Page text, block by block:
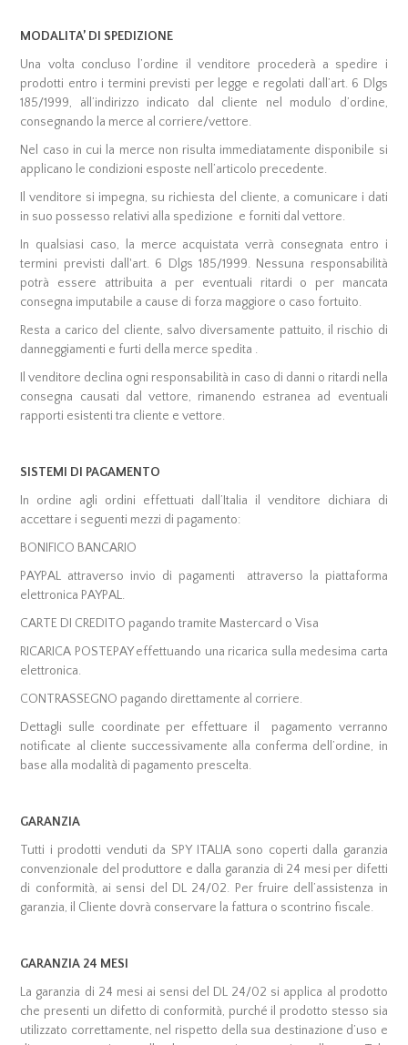
MODALITA’ DI SPEDIZIONE
Una volta concluso l’ordine il venditore procederà a spedire i
prodotti entro i termini previsti per legge e regolati dall’art. 6 Dlgs
185/1999, all’indirizzo indicato dal cliente nel modulo d’ordine,
consegnando la merce al corriere/vettore.
Nel caso in cui la merce non risulta immediatamente disponibile si
applicano le condizioni esposte nell’articolo precedente.
Il venditore si impegna, su richiesta del cliente, a comunicare i dati
in suo possesso relativi alla spedizione e forniti dal vettore.
In qualsiasi caso, la merce acquistata verrà consegnata entro i
termini previsti dall'art. 6 Dlgs 185/1999. Nessuna responsabilità
potrà essere attribuita a per eventuali ritardi o per mancata
consegna imputabile a cause di forza maggiore o caso fortuito.
Resta a carico del cliente, salvo diversamente pattuito, il rischio di
danneggiamenti e furti della merce spedita .
Il venditore declina ogni responsabilità in caso di danni o ritardi nella
consegna causati dal vettore, rimanendo estranea ad eventuali
rapporti esistenti tra cliente e vettore.
SISTEMI DI PAGAMENTO
In ordine agli ordini effettuati dall’Italia il venditore dichiara di
accettare i seguenti mezzi di pagamento:
BONIFICO BANCARIO
PAYPAL attraverso invio di pagamenti attraverso la piattaforma
elettronica PAYPAL.
CARTE DI CREDITO pagando tramite Mastercard o Visa
RICARICA POSTEPAY effettuando una ricarica sulla medesima carta
elettronica.
CONTRASSEGNO pagando direttamente al corriere.
Dettagli sulle coordinate per effettuare il pagamento verranno
notificate al cliente successivamente alla conferma dell’ordine, in
base alla modalità di pagamento prescelta.
GARANZIA
Tutti i prodotti venduti da SPY ITALIA sono coperti dalla garanzia
convenzionale del produttore e dalla garanzia di 24 mesi per difetti
di conformità, ai sensi del DL 24/02. Per fruire dell’assistenza in
garanzia, il Cliente dovrà conservare la fattura o scontrino fiscale.
GARANZIA 24 MESI
La garanzia di 24 mesi ai sensi del DL 24/02 si applica al prodotto
che presenti un difetto di conformità, purché il prodotto stesso sia
utilizzato correttamente, nel rispetto della sua destinazione d’uso e